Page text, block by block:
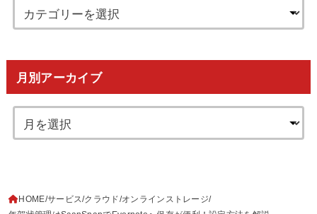
月別アーカイブ
HOME サービス クラウド オンラインストレージ